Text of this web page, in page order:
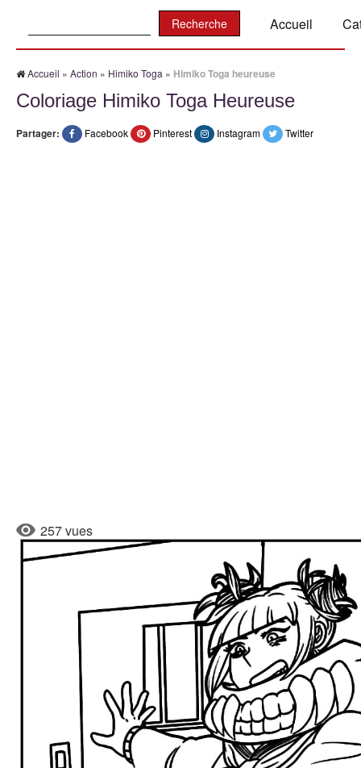
Accueil
Accueil » Action » Himiko Toga » Himiko Toga heureuse
Coloriage Himiko Toga Heureuse
Partager: Facebook Pinterest Instagram Twitter
257 vues